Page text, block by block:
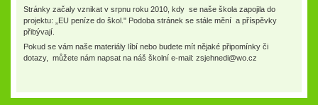
Stránky začaly vznikat v srpnu roku 2010, kdy se naše škola zapojila do
projektu: „EU peníze do škol." Podoba stránek se stále mění a příspěvky
přibývají.
Pokud se vám naše materiály líbí nebo budete mít nějaké připomínky či
dotazy, můžete nám napsat na náš školní e-mail: zsjehnedi@wo.cz